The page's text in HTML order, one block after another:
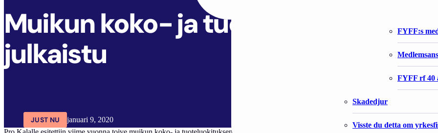
Riktlinjer för god praxis
Stöd till fiskerinäringen
Anvisningar
Fiskar och
Skadedjur
Visste du detta om
FYFF:s
FYFF rf 40
Muikun koko- ja tuoteluokitus
julkaistu
JUST NU
januari 9, 2020